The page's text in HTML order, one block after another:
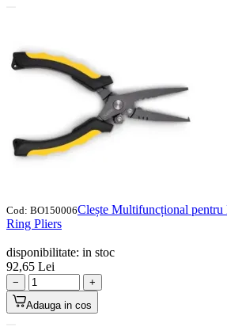
Cod: BO150006Clește Multifuncțional
Ring Pliers
disponibilitate: in stoc
92,65 Lei
−
+
Adauga in cos